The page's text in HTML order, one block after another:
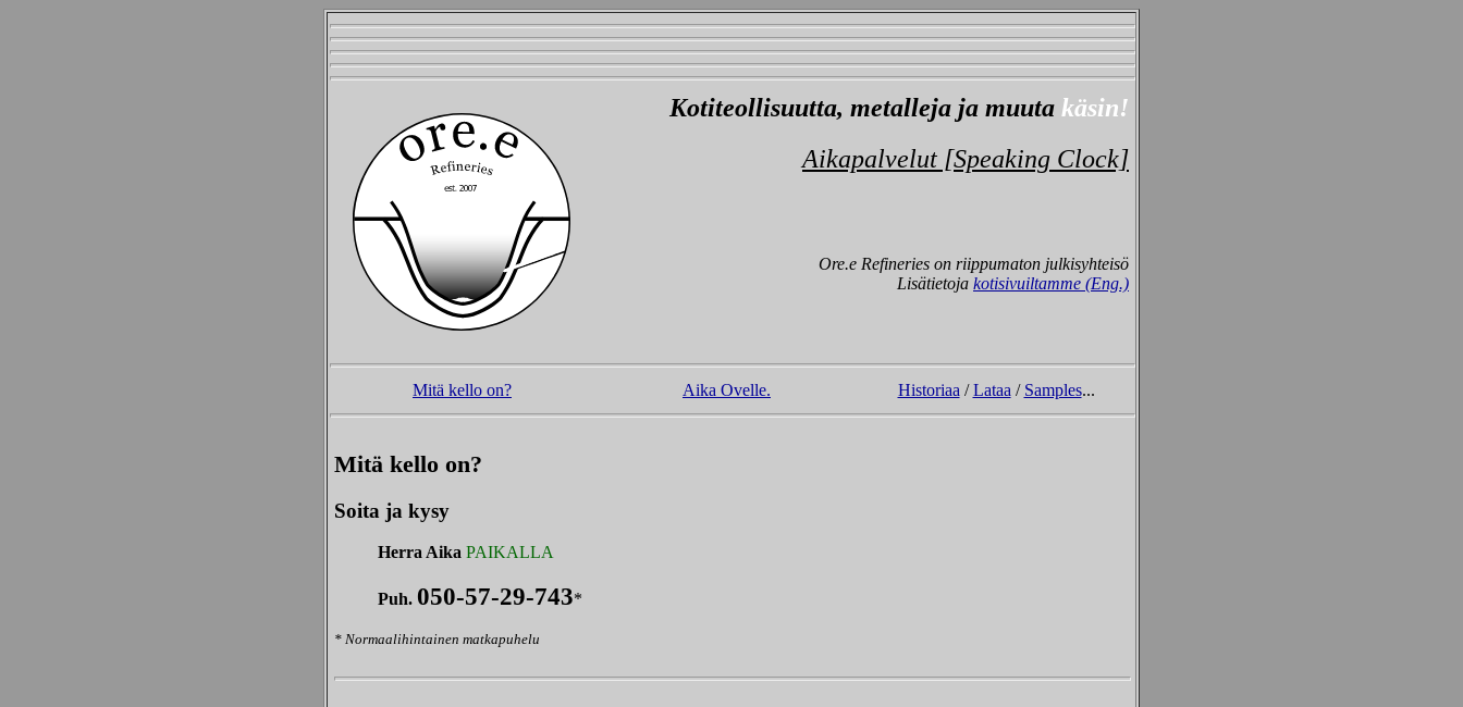
Kotiteollisuutta, metalleja ja muuta käsin!
Aikapalvelut [Speaking Clock]
Ore.e Refineries on riippumaton julkisyhteisö
Lisätietoja kotisivuiltamme (Eng.)
Mitä kello on? Aika Ovelle. Historiaa /Lataa / Samples...
Mitä kello on?
Soita ja kysy
Herra Aika PAIKALLA
Puh. 050-57-29-743*
* Normaalihintainen matkapuhelu